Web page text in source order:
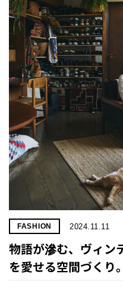
FASHION 2024.11.11
物語が滲む、ヴィン
を愛せる空間づくり。